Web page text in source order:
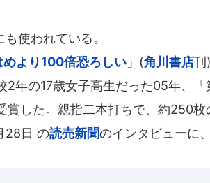
使われている。
めより100倍恐ろしい 」(角川書店刊
2年の17歳女子高生だった05年、「
賞した。親指二本打ちで、約250枚
28日 の読売新聞のインタビューに、